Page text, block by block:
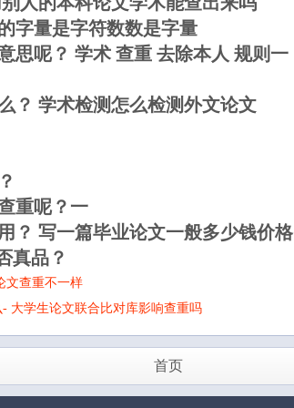
字量是字符数数是字量
思呢？ 学术 查重 去除本人 规则一
？ 学术检测怎么检测外文论文
重呢？一
？ 写一篇毕业论文一般多少钱价格
真品？
文查重不一样
大学生论文联合比对库影响查重吗
首页